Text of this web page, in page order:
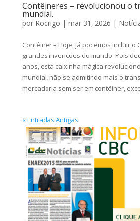
Contêineres – revolucionou o
mundial.
por Rodrigo | mar 31, 2026 |
Contêiner – Hoje, já podemos incluir o
grandes invenções do mundo. Pois
anos, esta caixinha mágica
mundial, não se admitindo mais o
mercadoria sem ser em contêiner,
« Entradas Antigas